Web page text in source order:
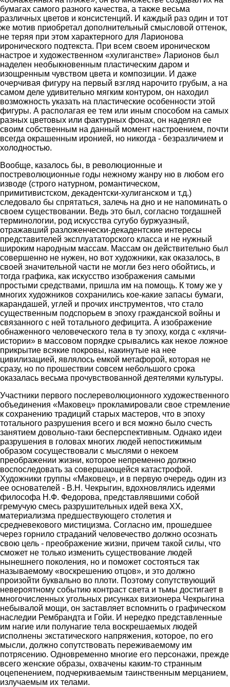
бумагах самого разного качества, а также весьма
различных цветов и консистенций. И каждый раз один и тот
же мотив приобретал дополнительный смысловой оттенок,
не теряя при этом характерного для Ларионова
иронического подтекста. При всем своем ироническом
настрое и художественном «хулиганстве» Ларионов был
наделен необыкновенным пластическим даром и
изощренным чувством цвета и композиции. И даже
очерчивая фигуру на первый взгляд нарочито грубым, а на
самом деле удивительно мягким контуром, он находил
возможность указать на пластические особенности этой
фигуры. А располагая ее тем или иным способом на самых
разных цветовых или фактурных фонах, он наделял ее
своим собственным на данный момент настроением, почти
всегда окрашенным иронией, но никогда - безразличием и
холодностью.
Вообще, казалось бы, в революционные и
постреволюционные годы нежному жанру ню в любом его
изводе (строго натурном, романтическом,
примитивистском, декадентски-хулиганском и т.д.)
следовало бы спрятаться, залечь на дно и не напоминать о
своем существовании. Ведь это был, согласно тогдашней
терминологии, род искусства сугубо буржуазный,
отражавший разложенчески-декадентские интересы
представителей эксплуататорского класса и не нужный
широким народным массам. Массам он действительно был
совершенно не нужен, но вот художники, как оказалось, в
своей значительной части не могли без него обойтись, и
тогда графика, как искусство изображения самыми
простыми средствами, пришла им на помощь. К тому же у
многих художников сохранились кое-какие запасы бумаги,
карандашей, углей и прочих инструментов, что стало
существенным подспорьем в эпоху гражданской войны и
связанного с ней тотального дефицита. А изображение
обнаженного человеческого тела в ту эпоху, когда с «клячи-
истории» в массовом порядке срывались как некое ложное
прикрытие всякие покровы, накинутые на нее
цивилизацией, являлось емкой метафорой, которая не
сразу, но по прошествии совсем небольшого срока
оказалась весьма прочувствованной деятелями культуры.
Участники первого послереволюционного художественного
объединения «Маковец» прокламировали свое стремление
к сохранению традиций старых мастеров, что в эпоху
тотального разрушения всего и вся можно было счесть
занятием довольно-таки бесперспективным. Однако идеи
разрушения в головах многих людей непостижимым
образом сосуществовали с мыслями о некоем
преображении жизни, которое непременно должно
воспоследовать за совершающейся катастрофой.
Художники группы «Маковец», и в первую очередь один из
ее основателей - В.Н. Чекрыгин, вдохновлялись идеями
философа Н.Ф. Федорова, представлявшими собой
гремучую смесь разрушительных идей века XX,
материализма предшествующего столетия и
средневекового мистицизма. Согласно им, прошедшее
через горнило страданий человечество должно осознать
свою цель - преображение жизни, причем такой силы, что
сможет не только изменить существование людей
нынешнего поколения, но и поможет состояться так
называемому «воскрешению отцов», и это должно
произойти буквально во плоти. Поэтому сопутствующий
невероятному событию контраст света и тьмы достигает в
многочисленных угольных рисунках визионера Чекрыгина
небывалой мощи, он заставляет вспомнить о графическом
наследии Рембрандта и Гойи. И нередко представленные
им нагие или полунагие тела воскрешаемых людей
исполнены экстатического напряжения, которое, по его
мысли, должно сопутствовать переживаемому им
потрясению. Одновременно многие его персонажи, прежде
всего женские образы, охвачены каким-то странным
оцепенением, подчеркиваемым таинственным мерцанием,
излучаемым их телами.